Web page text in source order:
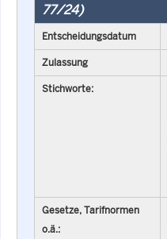
77/24)
Entscheidungsdatum
Zulassung
Stichworte:
Gesetze, Tarifnormen
o.ä.: